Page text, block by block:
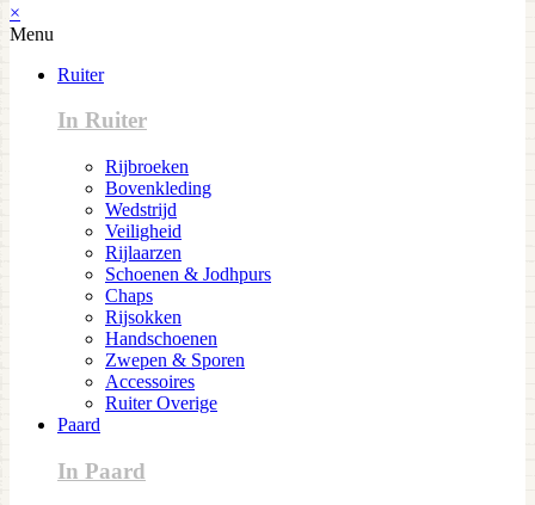
×
Menu
Ruiter
In Ruiter
Rijbroeken
Bovenkleding
Wedstrijd
Veiligheid
Rijlaarzen
Schoenen & Jodhpurs
Chaps
Rijsokken
Handschoenen
Zwepen & Sporen
Accessoires
Ruiter Overige
Paard
In Paard